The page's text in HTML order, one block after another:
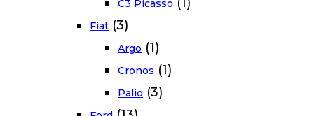
C3 Picasso
Fiat (3)
Argo (1)
Cronos (1)
Palio (3)